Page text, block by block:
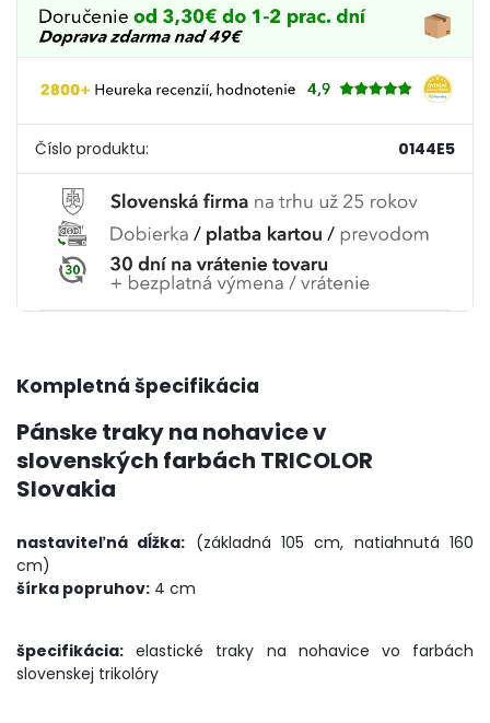
Číslo produktu: 0144E5
Kompletná špecifikácia
Pánske traky na nohavice v
slovenských farbách TRICOLOR
Slovakia
nastaviteľná dĺžka: (základná 105 cm, natiahnutá 160
cm)
šírka popruhov: 4 cm
špecifikácia: elastické traky na nohavice vo farbách
slovenskej trikolóry